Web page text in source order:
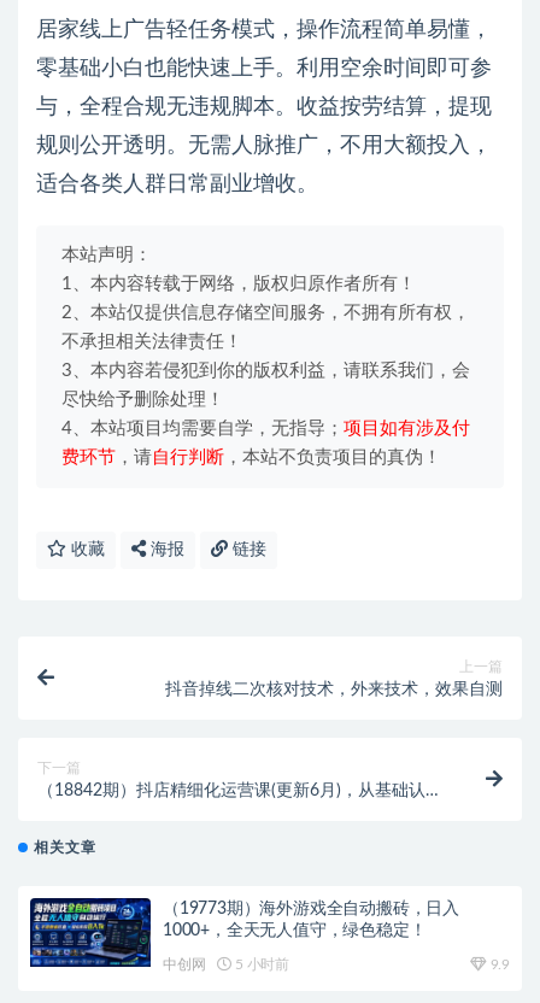
居家线上广告轻任务模式，操作流程简单易懂，
零基础小白也能快速上手。利用空余时间即可参
与，全程合规无违规脚本。收益按劳结算，提现
规则公开透明。无需人脉推广，不用大额投入，
适合各类人群日常副业增收。
本站声明：
1、本内容转载于网络，版权归原作者所有！
2、本站仅提供信息存储空间服务，不拥有所有权，
不承担相关法律责任！
3、本内容若侵犯到你的版权利益，请联系我们，会
尽快给予删除处理！
4、本站项目均需要自学，无指导； 项目如有涉及付
费环节 ，请自行判断 ，本站不负责项目的真伪！
收藏 海报 链接
上一篇
抖音掉线二次核对技术，外来技术，效果自测
下一篇
（18842期）抖店精细化运营课(更新6月)，从基础认知
相关文章
（19773期）海外游戏全自动搬砖，日入
1000+，全天无人值守，绿色稳定！
中创网 5 小时前 9.9